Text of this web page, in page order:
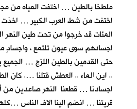
ملطخا بالطين … اختفت المياه من
اختفت من شط العرب الكبير …
المئات قد خرجوا من تحت طين النهر
اجسادهم سوى عيون تلتمع ،
حتى القدمين بالطين اللزج …
.. اين الماء .. العطش قتلنا …. كان
اجسادنا … قطعنا النهر صاعدين
قريتنا … انضم الينا الاف الناس